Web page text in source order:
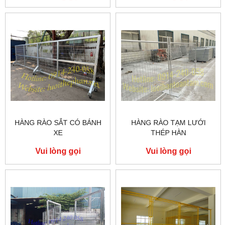
HÀNG RÀO SẮT CÓ BÁNH
XE
Vui lòng gọi
HÀNG RÀO TẠM LƯỚI
THÉP HÀN
Vui lòng gọi